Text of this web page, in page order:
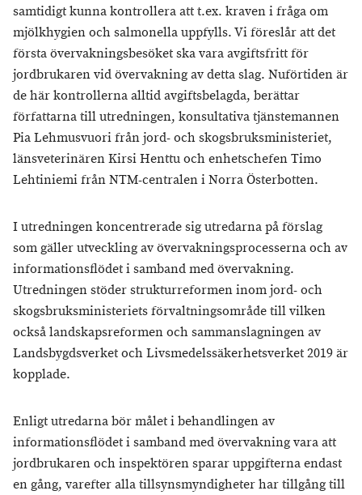
samtidigt kunna kontrollera att t.ex. kraven i fråga om
mjölkhygien och salmonella uppfylls. Vi föreslår att det
första övervakningsbesöket ska vara avgiftsfritt för
jordbrukaren vid övervakning av detta slag. Nuförtiden är
de här kontrollerna alltid avgiftsbelagda, berättar
författarna till utredningen, konsultativa tjänstemannen
Pia Lehmusvuori från jord- och skogsbruksministeriet,
länsveterinären Kirsi Henttu och enhetschefen Timo
Lehtiniemi från NTM-centralen i Norra Österbotten.
I utredningen koncentrerade sig utredarna på förslag
som gäller utveckling av övervakningsprocesserna och av
informationsflödet i samband med övervakning.
Utredningen stöder strukturreformen inom jord- och
skogsbruksministeriets förvaltningsområde till vilken
också landskapsreformen och sammanslagningen av
Landsbygdsverket och Livsmedelssäkerhetsverket 2019 är
kopplade.
Enligt utredarna bör målet i behandlingen av
informationsflödet i samband med övervakning vara att
jordbrukaren och inspektören sparar uppgifterna endast
en gång, varefter alla tillsynsmyndigheter har tillgång till